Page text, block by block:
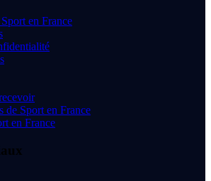
en France
de Sport en France
en France